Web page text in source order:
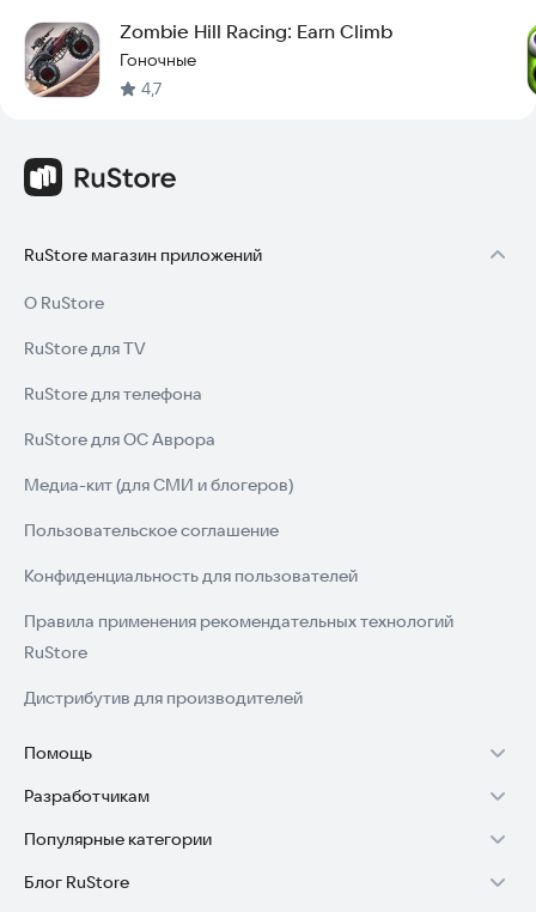
Zombie Hill Racing: Earn Climb
Гоночные
4,7
RuStore магазин приложений
О RuStore
RuStore для TV
RuStore для телефона
RuStore для ОС Аврора
Медиа-кит (для СМИ и блогеров)
Пользовательское соглашение
Конфиденциальность для пользователей
Правила применения рекомендательных технологий
RuStore
Дистрибутив для производителей
Помощь
Установка RuStore на TV
Установка RuStore на телефон
Установка RuStore в машину
Разработчикам
Зарабатывать с RuStore
Стать разработчиком
Популярные категории
Игры для Android
Блог RuStore